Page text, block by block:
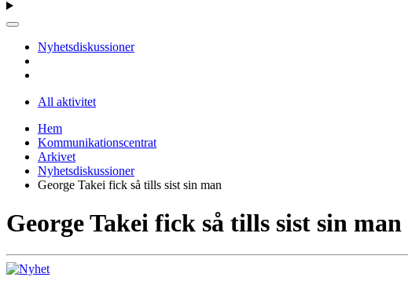
Nyhetsdiskussioner
All aktivitet
Hem
Kommunikationscentrat
Arkivet
Nyhetsdiskussioner
George Takei fick så tills sist sin man
George Takei fick så tills sist sin man